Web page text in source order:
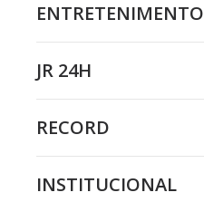
ENTRETENIMENTO
JR 24H
RECORD
INSTITUCIONAL